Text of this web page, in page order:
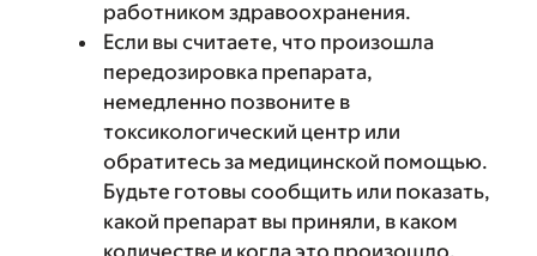
работником здравоохранения.
Если вы считаете, что произошла
передозировка препарата,
немедленно позвоните в
токсикологический центр или
обратитесь за медицинской помощью.
Будьте готовы сообщить или показать,
какой препарат вы приняли, в каком
количестве и когда это произошло.